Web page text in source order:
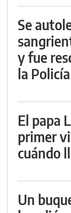
Se
y fue
la Policía
El papa
primer
cuándo
Un